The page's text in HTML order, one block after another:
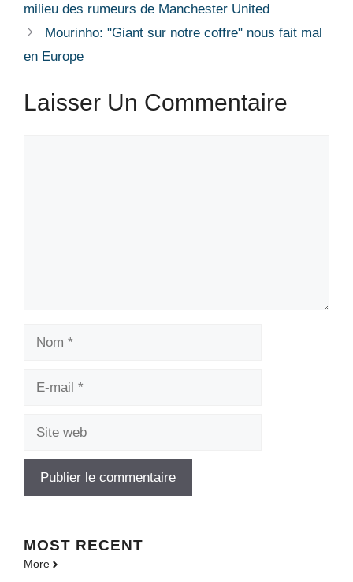
milieu des rumeurs de Manchester United
Mourinho: "Giant sur notre coffre" nous fait mal
en Europe
Laisser Un Commentaire
MOST RECENT
More